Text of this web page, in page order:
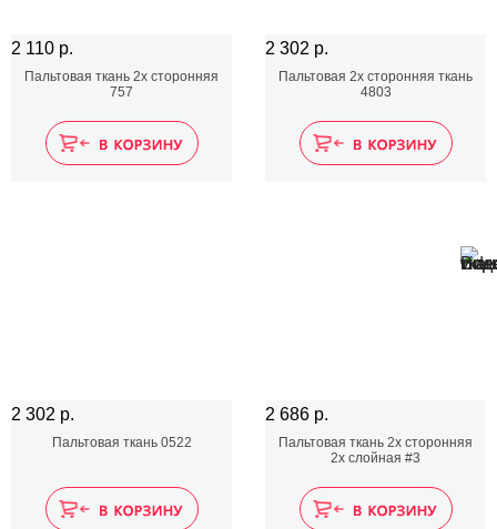
2 110 р.
Пальтовая ткань 2х сторонняя
757
2 302 р.
Пальтовая 2х сторонняя ткань
4803
2 302 р.
Пальтовая ткань 0522
2 686 р.
Пальтовая ткань 2х сторонняя
2х слойная #3